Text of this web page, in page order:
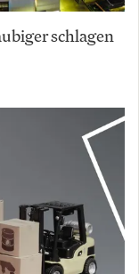
schlagen